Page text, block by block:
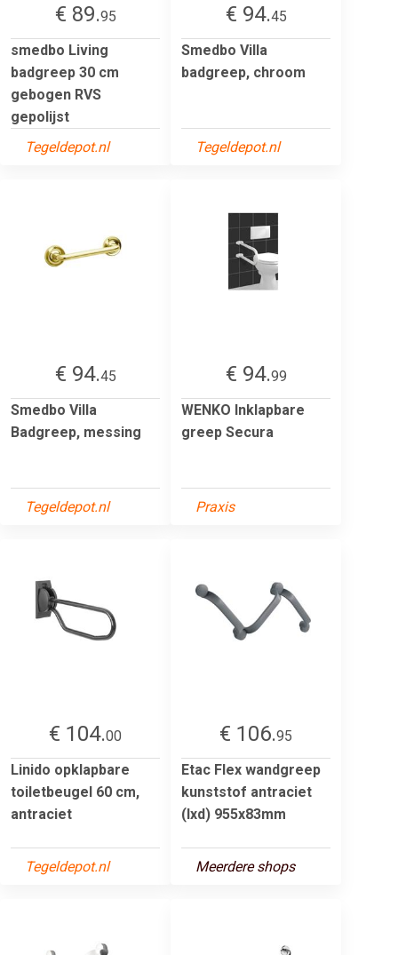
€ 89.95
smedbo Living
badgreep 30 cm
gebogen RVS
gepolijst
Tegeldepot.nl
€ 94.45
Smedbo Villa
badgreep, chroom
Tegeldepot.nl
€ 94.45
Smedbo Villa
Badgreep, messing
Tegeldepot.nl
€ 94.99
WENKO Inklapbare
greep Secura
Praxis
€ 104.00
Linido opklapbare
toiletbeugel 60 cm,
antraciet
Tegeldepot.nl
€ 106.95
Etac Flex wandgreep
kunststof antraciet
(lxd) 955x83mm
Meerdere shops